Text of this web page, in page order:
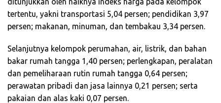
tertentu, yakni transportasi 5,04 persen; pendidikan 3,97
persen; makanan, minuman, dan tembakau 3,34 persen.
Selanjutnya kelompok perumahan, air, listrik, dan bahan
bakar rumah tangga 1,40 persen; perlengkapan, peralatan
dan pemeliharaan rutin rumah tangga 0,64 persen;
perawatan pribadi dan jasa lainnya 0,21 persen; serta
pakaian dan alas kaki 0,07 persen.